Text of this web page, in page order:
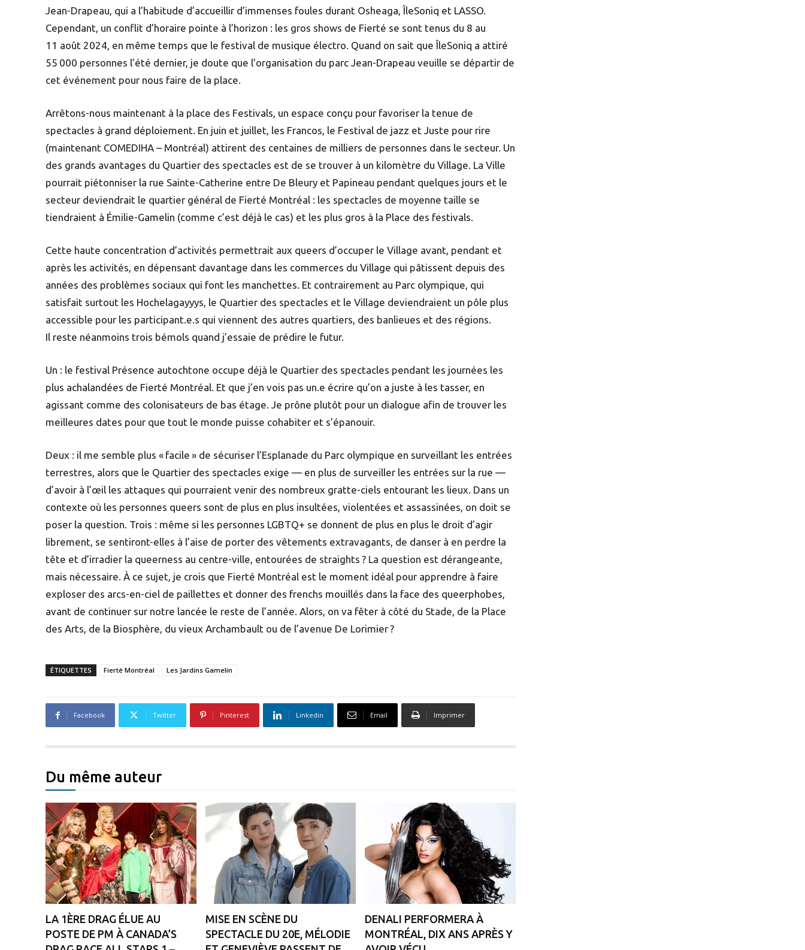
Jean-Drapeau, qui a l’habitude d’accueillir d’immenses foules durant Osheaga, ÎleSoniq et LASSO.
Cependant, un conflit d’horaire pointe à l’horizon : les gros shows de Fierté se sont tenus du 8 au
11 août 2024, en même temps que le festival de musique électro. Quand on sait que ÎleSoniq a attiré
55 000 personnes l’été dernier, je doute que l’organisation du parc Jean-Drapeau veuille se départir de
cet événement pour nous faire de la place.
Arrêtons-nous maintenant à la place des Festivals, un espace conçu pour favoriser la tenue de
spectacles à grand déploiement. En juin et juillet, les Francos, le Festival de jazz et Juste pour rire
(maintenant COMEDIHA – Montréal) attirent des centaines de milliers de personnes dans le secteur. Un
des grands avantages du Quartier des spectacles est de se trouver à un kilomètre du Village. La Ville
pourrait piétonniser la rue Sainte-Catherine entre De Bleury et Papineau pendant quelques jours et le
secteur deviendrait le quartier général de Fierté Montréal : les spectacles de moyenne taille se
tiendraient à Émilie-Gamelin (comme c’est déjà le cas) et les plus gros à la Place des festivals.
Cette haute concentration d’activités permettrait aux queers d’occuper le Village avant, pendant et
après les activités, en dépensant davantage dans les commerces du Village qui pâtissent depuis des
années des problèmes sociaux qui font les manchettes. Et contrairement au Parc olympique, qui
satisfait surtout les Hochelagayyys, le Quartier des spectacles et le Village deviendraient un pôle plus
accessible pour les participant.e.s qui viennent des autres quartiers, des banlieues et des régions.
Il reste néanmoins trois bémols quand j’essaie de prédire le futur.
Un : le festival Présence autochtone occupe déjà le Quartier des spectacles pendant les journées les
plus achalandées de Fierté Montréal. Et que j’en vois pas un.e écrire qu’on a juste à les tasser, en
agissant comme des colonisateurs de bas étage. Je prône plutôt pour un dialogue afin de trouver les
meilleures dates pour que tout le monde puisse cohabiter et s’épanouir.
Deux : il me semble plus « facile » de sécuriser l’Esplanade du Parc olympique en surveillant les entrées
terrestres, alors que le Quartier des spectacles exige — en plus de surveiller les entrées sur la rue —
d’avoir à l’œil les attaques qui pourraient venir des nombreux gratte-ciels entourant les lieux. Dans un
contexte où les personnes queers sont de plus en plus insultées, violentées et assassinées, on doit se
poser la question. Trois : même si les personnes LGBTQ+ se donnent de plus en plus le droit d’agir
librement, se sentiront-elles à l’aise de porter des vêtements extravagants, de danser à en perdre la
tête et d’irradier la queerness au centre-ville, entourées de straights ? La question est dérangeante,
mais nécessaire. À ce sujet, je crois que Fierté Montréal est le moment idéal pour apprendre à faire
exploser des arcs-en-ciel de paillettes et donner des frenchs mouillés dans la face des queerphobes,
avant de continuer sur notre lancée le reste de l’année. Alors, on va fêter à côté du Stade, de la Place
des Arts, de la Biosphère, du vieux Archambault ou de l’avenue De Lorimier ?
ÉTIQUETTES Fierté Montréal Les Jardins Gamelin
Facebook Twitter Pinterest Linkedin Email Imprimer
Du même auteur
LA 1ÈRE DRAG ÉLUE AU
POSTE DE PM À CANADA’S
MISE EN SCÈNE DU
SPECTACLE DU 20E, MÉLODIE
DENALI PERFORMERA À
MONTRÉAL, DIX ANS APRÈS Y